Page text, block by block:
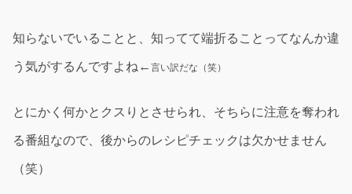
知らないでいることと、知ってて端折ることってなんか違
う気がするんですよね← 言い訳だな（笑）
とにかく何かとクスりとさせられ、そちらに注意を奪われ
る番組なので、後からのレシピチェックは欠かせません
（笑）